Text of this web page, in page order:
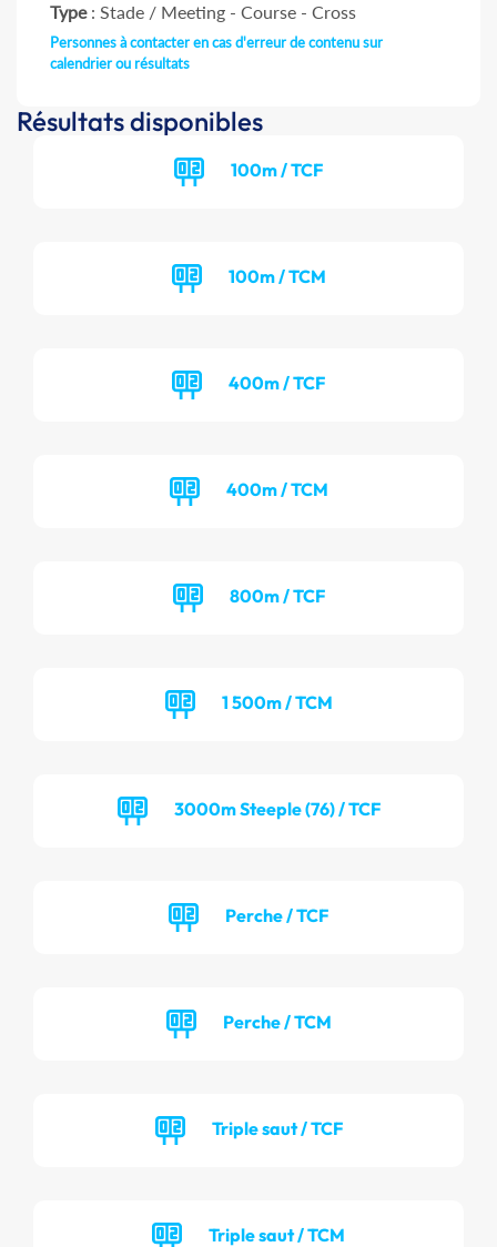
Type: Stade / Meeting - Course - Cross
Personnes à contacter en cas d'erreur de contenu sur
calendrier ou résultats
Résultats disponibles
100m / TCF
100m / TCM
400m / TCF
400m / TCM
800m / TCF
1 500m / TCM
3000m Steeple (76) / TCF
Perche / TCF
Perche / TCM
Triple saut / TCF
Triple saut / TCM